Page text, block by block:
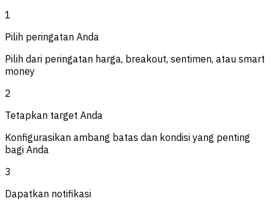
1
Pilih peringatan Anda
Pilih dari peringatan harga, breakout, sentimen, atau smart
money
2
Tetapkan target Anda
Konfigurasikan ambang batas dan kondisi yang penting
bagi Anda
3
Dapatkan notifikasi